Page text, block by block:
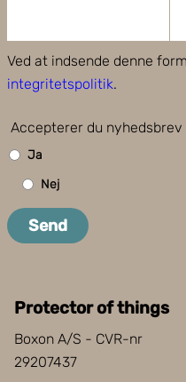
Ved at indsende denne
integritetspolitik.
Accepterer du nyhedsbrev
Ja
Nej
Send
Protector of things
Boxon A/S - CVR-nr
29207437